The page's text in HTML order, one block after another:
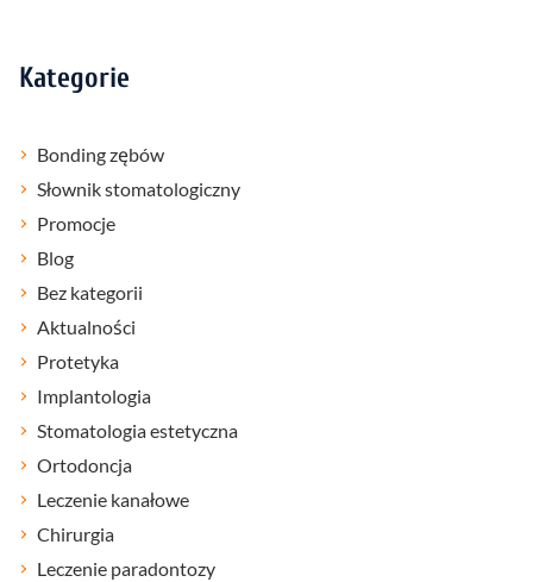
Kategorie
Bonding zębów
Słownik stomatologiczny
Promocje
Blog
Bez kategorii
Aktualności
Protetyka
Implantologia
Stomatologia estetyczna
Ortodoncja
Leczenie kanałowe
Chirurgia
Leczenie paradontozy